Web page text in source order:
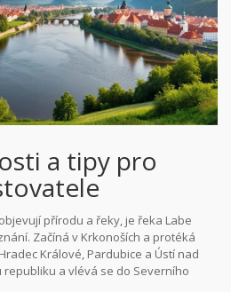
a tipy pro
přírodu a řeky, je řeka Labe
Začíná v Krkonoších a protéká
Králové, Pardubice a Ústí nad
republiku a vlévá se do Severního